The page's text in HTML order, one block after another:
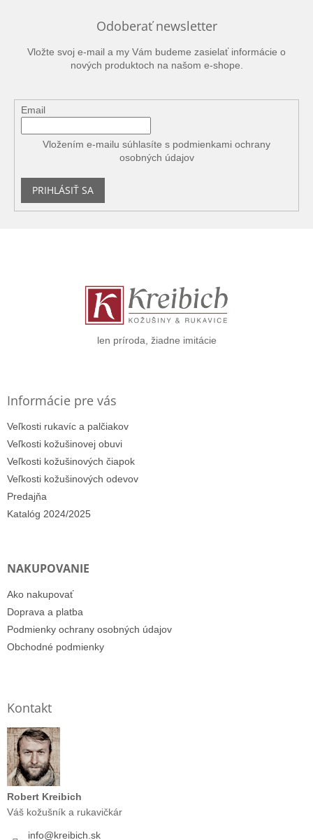
Odoberať newsletter
Vložte svoj e-mail a my Vám budeme zasielať informácie o
nových produktoch na našom e-shope.
Email
Vložením e-mailu súhlasíte s podmienkami ochrany
osobných údajov
PRIHLÁSIŤ SA
len príroda, žiadne imitácie
Informácie pre vás
Veľkosti rukavíc a palčiakov
Veľkosti kožušinovej obuvi
Veľkosti kožušinových čiapok
Veľkosti kožušinových odevov
Predajňa
Katalóg 2024/2025
NAKUPOVANIE
Ako nakupovať
Doprava a platba
Podmienky ochrany osobných údajov
Obchodné podmienky
Kontakt
Robert Kreibich
Váš kožušník a rukavičkár
info@kreibich.sk